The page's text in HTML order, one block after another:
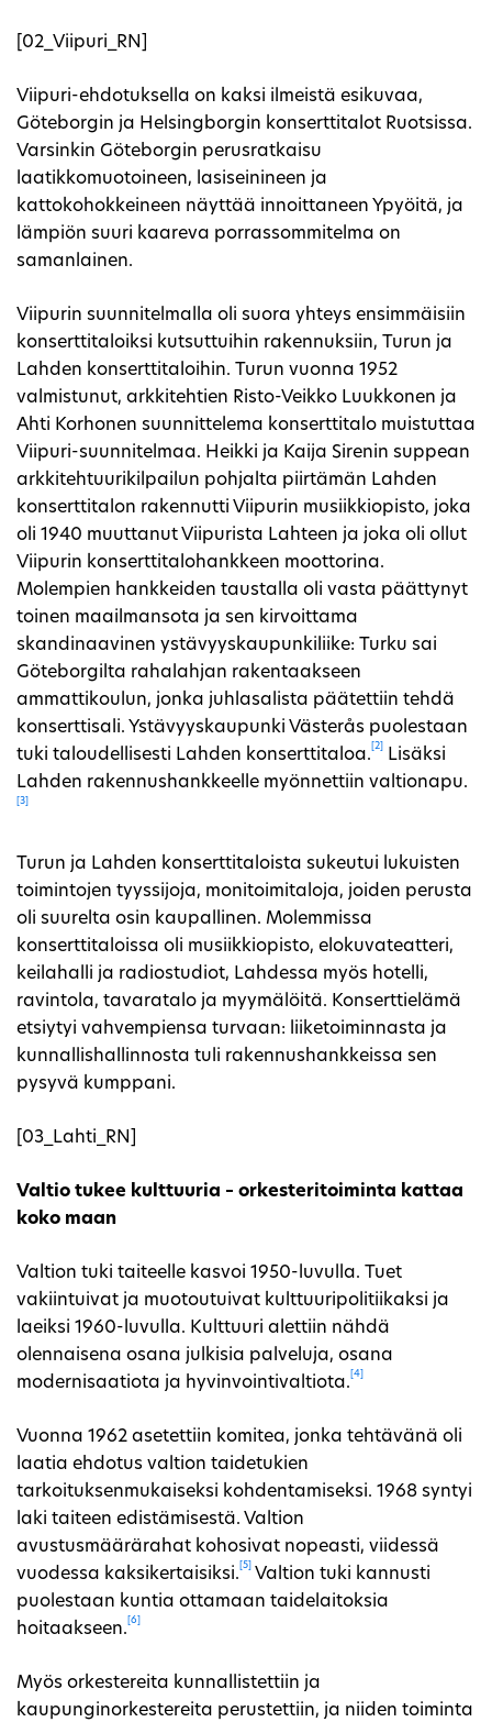
[02_Viipuri_RN]
Viipuri-ehdotuksella on kaksi ilmeistä esikuvaa,
Göteborgin ja Helsingborgin konserttitalot Ruotsissa.
Varsinkin Göteborgin perusratkaisu
laatikkomuotoineen, lasiseinineen ja
kattokohokkeineen näyttää innoittaneen Ypyöitä, ja
lämpiön suuri kaareva porrassommitelma on
samanlainen.
Viipurin suunnitelmalla oli suora yhteys ensimmäisiin
konserttitaloiksi kutsuttuihin rakennuksiin, Turun ja
Lahden konserttitaloihin. Turun vuonna 1952
valmistunut, arkkitehtien Risto-Veikko Luukkonen ja
Ahti Korhonen suunnittelema konserttitalo muistuttaa
Viipuri-suunnitelmaa. Heikki ja Kaija Sirenin suppean
arkkitehtuurikilpailun pohjalta piirtämän Lahden
konserttitalon rakennutti Viipurin musiikkiopisto, joka
oli 1940 muuttanut Viipurista Lahteen ja joka oli ollut
Viipurin konserttitalohankkeen moottorina.
Molempien hankkeiden taustalla oli vasta päättynyt
toinen maailmansota ja sen kirvoittama
skandinaavinen ystävyyskaupunkiliike: Turku sai
Göteborgilta rahalahjan rakentaakseen
ammattikoulun, jonka juhlasalista päätettiin tehdä
konserttisali. Ystävyyskaupunki Västerås puolestaan
tuki taloudellisesti Lahden konserttitaloa.
[2]
Lisäksi
Lahden rakennushankkeelle myönnettiin valtionapu.
[3]
Turun ja Lahden konserttitaloista sukeutui lukuisten
toimintojen tyyssijoja, monitoimitaloja, joiden perusta
oli suurelta osin kaupallinen. Molemmissa
konserttitaloissa oli musiikkiopisto, elokuvateatteri,
keilahalli ja radiostudiot, Lahdessa myös hotelli,
ravintola, tavaratalo ja myymälöitä. Konserttielämä
etsiytyi vahvempiensa turvaan: liiketoiminnasta ja
kunnallishallinnosta tuli rakennushankkeissa sen
pysyvä kumppani.
[03_Lahti_RN]
Valtio tukee kulttuuria – orkesteritoiminta kattaa
koko maan
Valtion tuki taiteelle kasvoi 1950-luvulla. Tuet
vakiintuivat ja muotoutuivat kulttuuripolitiikaksi ja
laeiksi 1960-luvulla. Kulttuuri alettiin nähdä
olennaisena osana julkisia palveluja, osana
modernisaatiota ja hyvinvointivaltiota.
[4]
Vuonna 1962 asetettiin komitea, jonka tehtävänä oli
laatia ehdotus valtion taidetukien
tarkoituksenmukaiseksi kohdentamiseksi. 1968 syntyi
laki taiteen edistämisestä. Valtion
avustusmäärärahat kohosivat nopeasti, viidessä
vuodessa kaksikertaisiksi.
[5]
Valtion tuki kannusti
puolestaan kuntia ottamaan taidelaitoksia
hoitaakseen.
[6]
Myös orkestereita kunnallistettiin ja
kaupunginorkestereita perustettiin, ja niiden toiminta